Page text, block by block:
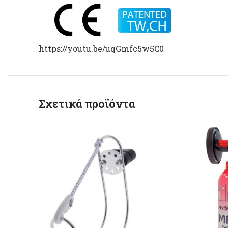
https://youtu.be/uqGmfc5w5C0
Σχετικά προϊόντα